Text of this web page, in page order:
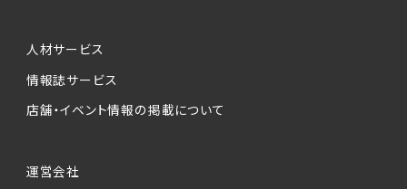
人材サービス
情報誌サービス
店舗・イベント情報の掲載について
運営会社